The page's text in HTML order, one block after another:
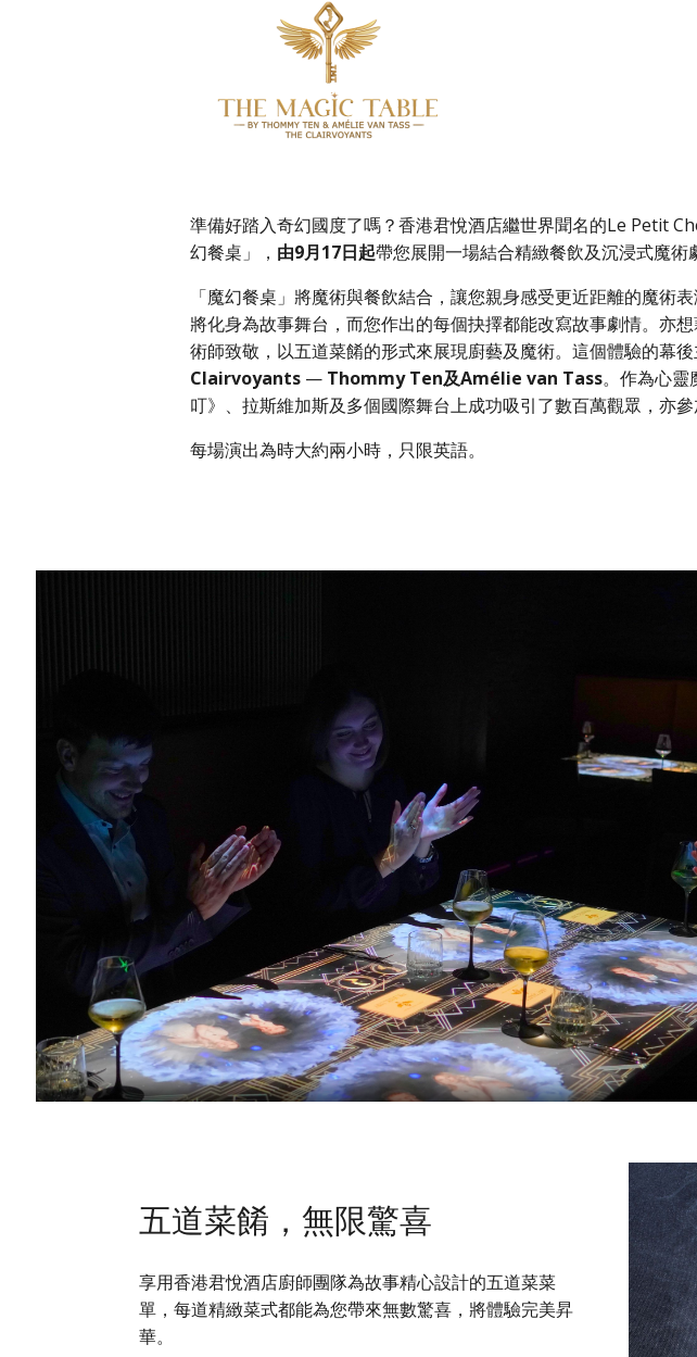
準備好踏入奇幻國度了嗎？香港君悅酒店繼世界聞名的Le Petit
幻餐桌」， 由9月17日起帶您展開一場結合精緻餐飲及沉浸式魔術
「魔幻餐桌」將魔術與餐飲結合，讓您親身感受更近距離的魔術
將化身為故事舞台，而您作出的每個抉擇都能改寫故事劇情。亦
術師致敬，以五道菜餚的形式來展現廚藝及魔術。這個體驗的幕
Clairvoyants — Thommy Ten及Amélie van Tass。作為心靈
叮》、拉斯維加斯及多個國際舞台上成功吸引了數百萬觀眾，亦參
每場演出為時大約兩小時，只限英語。
五道菜餚，無限驚喜
享用香港君悅酒店廚師團隊為故事精心設計的五道菜菜
單，每道精緻菜式都能為您帶來無數驚喜，將體驗完美昇
華。